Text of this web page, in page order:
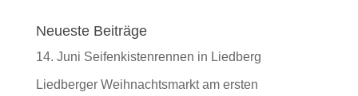
Neueste Beiträge
14. Juni Seifenkistenrennen in Liedberg
Liedberger Weihnachtsmarkt am ersten